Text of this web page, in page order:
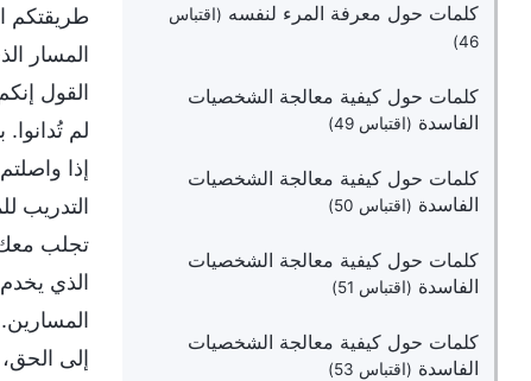
كلمات حول معرفة المرء لنفسه (اقتباس
46)
كلمات حول كيفية معالجة الشخصيات
الفاسدة (اقتباس 49)
كلمات حول كيفية معالجة الشخصيات
الفاسدة (اقتباس 50)
كلمات حول كيفية معالجة الشخصيات
الفاسدة (اقتباس 51)
كلمات حول كيفية معالجة الشخصيات
الفاسدة (اقتباس 53)
طريقتكم
المسار
القول
لم
إذا
التدريب
تجلب معك
الذي
إلى